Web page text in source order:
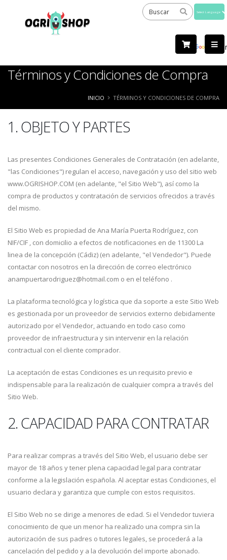
by
Términos y Condiciones de Compra
INICIO TÉRMINOS Y CONDICIONES DE COMPRA
1. OBJETO Y PARTES
Las presentes Condiciones Generales de Contratación (en adelante,
"las Condiciones") regulan el acceso, navegación y uso del sitio web
www.OGRISHOP.COM (en adelante, "el Sitio Web"), así como la
compra de productos y contratación de servicios ofrecidos a través
del mismo.
El Sitio Web es propiedad de Ana María Puerta Rodríguez, con
NIF/CIF , con domicilio a efectos de notificaciones en de 11300 La
linea de la concepción (Cádiz) (en adelante, "el Vendedor"). Puede
contactar con nosotros en la dirección de correo electrónico
anampuertarodriguez@hotmail.com o en el teléfono .
La plataforma tecnológica y logística que da soporte a este Sitio Web
es gestionada por un proveedor de servicios externo debidamente
autorizado por el Vendedor, actuando en todo caso como
proveedor de infraestructura y sin intervenir en la relación
contractual con el cliente comprador.
La aceptación de estas Condiciones es un requisito previo e
indispensable para la realización de cualquier compra a través del
Sitio Web.
2. CAPACIDAD PARA CONTRATAR
Para realizar compras a través del Sitio Web, el usuario debe ser
mayor de 18 años y tener plena capacidad legal para contratar
conforme a la legislación española. Al aceptar estas Condiciones, el
usuario declara y garantiza que cumple con estos requisitos.
El Sitio Web no se dirige a menores de edad. Si el Vendedor tuviera
conocimiento de que un menor ha realizado una compra sin la
autorización de sus padres o tutores legales, se procederá a la
cancelación del pedido y a la devolución del importe abonado.